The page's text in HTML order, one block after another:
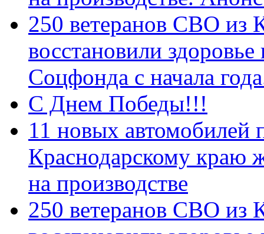
250 ветеранов СВО из
восстановили
Соцфонда с начала
С Днем Победы!!!
11 новых автомобилей
Краснодарскому краю
на производстве
250 ветеранов СВО из